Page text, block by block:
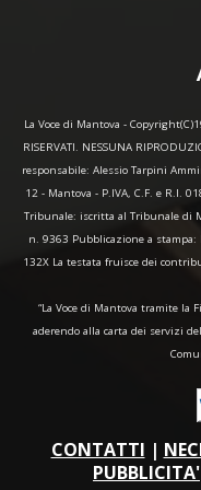
La Voce di Mantova -
RISERVATI. NESSUNA
responsabile: Alessio Tarpini
12 - Mantova - P.IVA, C.F. e R.I.
Tribunale: iscritta al Tribunale di
n. 9363 Pubblicazione a stampa:
132X La testata fruisce dei
“La Voce di Mantova tramite la
aderendo alla carta dei servizi
CONTATTI |
PUBBLICITA'